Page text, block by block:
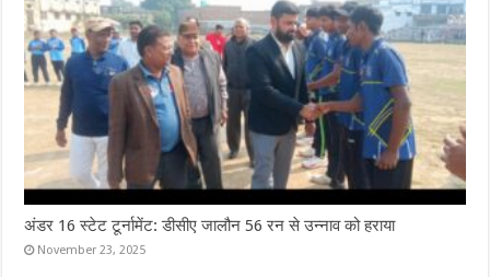
अंडर 16 स्टेट टूर्नामेंट: डीसीए जालौन 56 रन से उन्नाव को हराया
November 23, 2025